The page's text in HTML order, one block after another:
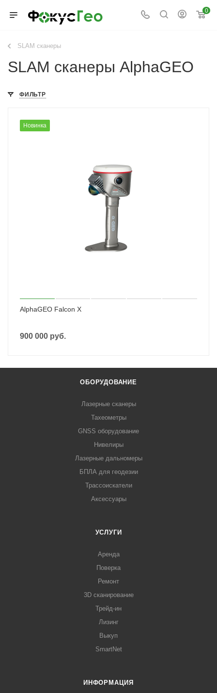
0
SLAM сканеры
SLAM сканеры AlphaGEO
ФИЛЬТР
Новинка
AlphaGEO Falcon X
900 000 руб.
ОБОРУДОВАНИЕ
Лазерные сканеры
Тахеометры
GNSS оборудование
Нивелиры
Лазерные дальномеры
БПЛА для геодезии
Трассоискатели
Аксессуары
УСЛУГИ
Аренда
Поверка
Ремонт
3D сканирование
Трейд-ин
Лизинг
Выкуп
SmartNet
ИНФОРМАЦИЯ